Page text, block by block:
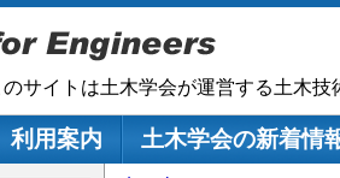
のサイトは土木学会が運営する土木技
ン
利用案内 土木学会の新着情